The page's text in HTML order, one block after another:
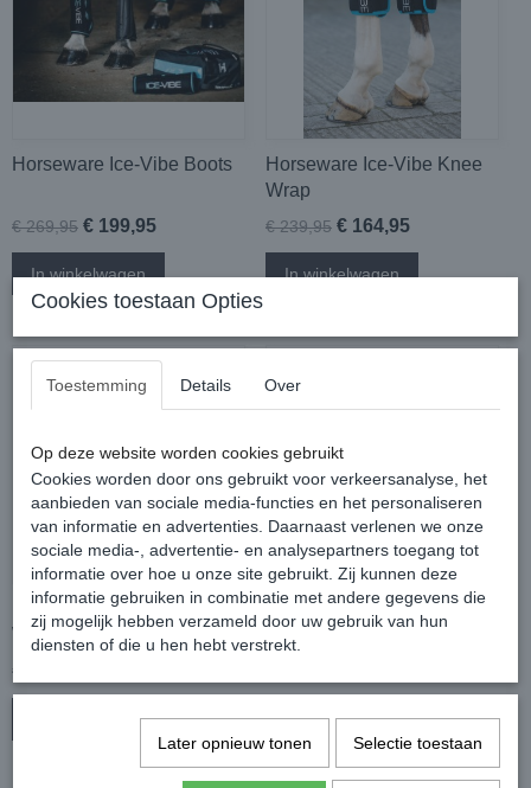
Horseware Ice-Vibe Boots
€ 269,95 € 199,95
In winkelwagen
Horseware Ice-Vibe Knee
Wrap
€ 239,95 € 164,95
In winkelwagen
Horseware Ice-Vibe Hock
Wrap
€ 259,95
In winkelwagen
Horseware Cold Packs
voor Ice Vibe Boots
In winkelwagen
Cookies toestaan Opties
Toestemming Details Over
Op deze website worden cookies gebruikt
Cookies worden door ons gebruikt voor verkeersanalyse, het
aanbieden van sociale media-functies en het personaliseren
van informatie en advertenties. Daarnaast verlenen we onze
sociale media-, advertentie- en analysepartners toegang tot
informatie over hoe u onze site gebruikt. Zij kunnen deze
informatie gebruiken in combinatie met andere gegevens die
zij mogelijk hebben verzameld door uw gebruik van hun
diensten of die u hen hebt verstrekt.
Later opnieuw tonen Selectie toestaan